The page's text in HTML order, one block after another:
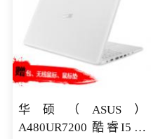
华硕（ASUS）
A480UR7200 酷睿I5超